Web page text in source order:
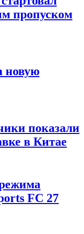
пропуском
новую
показали
в Китае
FC 27